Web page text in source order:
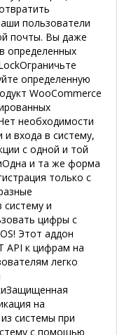
пользователи
почты. Вы даже
определенных
Ограничьте
определенную
WooCommerce
необходимости
входа в систему,
с одной и той
Одна и та же форма
только с
систему и
цифры с
Этот аддон
API к цифрам на
легко
Защищенная
на
системы при
с помощью